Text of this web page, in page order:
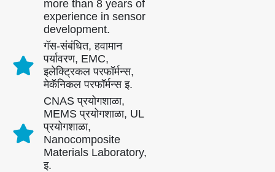
more than 8 years of
experience in sensor
development.
गॅस-संबंधित, हवामान
पर्यावरण, EMC,
इलेक्ट्रिकल परफॉर्मन्स,
मेकॅनिकल परफॉर्मन्स इ.
CNAS प्रयोगशाळा,
MEMS प्रयोगशाळा, UL
प्रयोगशाळा,
Nanocomposite
Materials Laboratory,
इ.
आमच्याशी संपर्क साधा
: क्रमांक २ 99 J जिन्सुओ रोड, नॅशनल हाय-टेक झोन, झेंगझोउ